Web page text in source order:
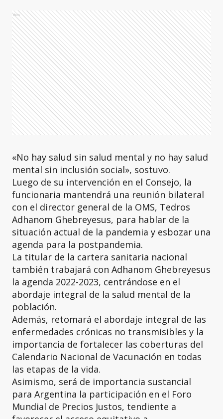
Ads
«No hay salud sin salud mental y no hay salud
mental sin inclusión social», sostuvo.
Luego de su intervención en el Consejo, la
funcionaria mantendrá una reunión bilateral
con el director general de la OMS, Tedros
Adhanom Ghebreyesus, para hablar de la
situación actual de la pandemia y esbozar una
agenda para la postpandemia.
La titular de la cartera sanitaria nacional
también trabajará con Adhanom Ghebreyesus
la agenda 2022-2023, centrándose en el
abordaje integral de la salud mental de la
población.
Además, retomará el abordaje integral de las
enfermedades crónicas no transmisibles y la
importancia de fortalecer las coberturas del
Calendario Nacional de Vacunación en todas
las etapas de la vida.
Asimismo, será de importancia sustancial
para Argentina la participación en el Foro
Mundial de Precios Justos, tendiente a